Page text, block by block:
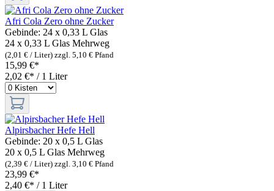
Afri Cola Zero ohne Zucker
Gebinde: 24 x 0,33 L Glas
24 x 0,33 L Glas Mehrweg
(2,01 € / Liter) zzgl. 5,10 € Pfand
15,99 €*
2,02 €* / 1 Liter
Alpirsbacher Hefe Hell
Gebinde: 20 x 0,5 L Glas
20 x 0,5 L Glas Mehrweg
(2,39 € / Liter) zzgl. 3,10 € Pfand
23,99 €*
2,40 €* / 1 Liter